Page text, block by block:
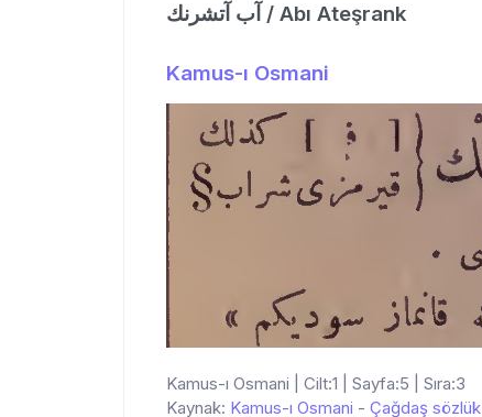
آب آتشرنك / Abı Ateşrank
Kamus-ı Osmani
Kamus-ı Osmani | Cilt:1 | Sayfa:5 | Sıra:3
Kaynak: Kamus-ı Osmani - Çağdaş sözlük